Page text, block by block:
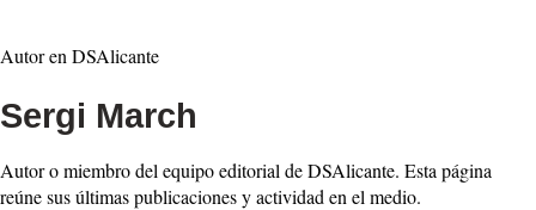
Autor en DSAlicante
Sergi March
Autor o miembro del equipo editorial de DSAlicante. Esta página
reúne sus últimas publicaciones y actividad en el medio.